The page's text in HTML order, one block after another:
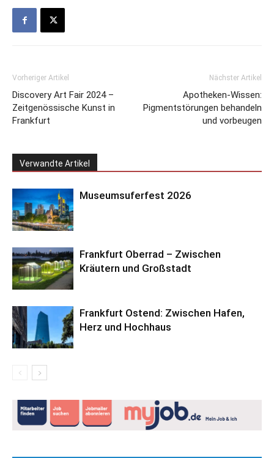
Vorheriger Artikel
Discovery Art Fair 2024 –
Zeitgenössische Kunst in
Frankfurt
Nächster Artikel
Apotheken-Wissen:
Pigmentstörungen behandeln
und vorbeugen
Verwandte Artikel
Museumsuferfest 2026
Frankfurt Oberrad – Zwischen
Kräutern und Großstadt
Frankfurt Ostend: Zwischen Hafen,
Herz und Hochhaus